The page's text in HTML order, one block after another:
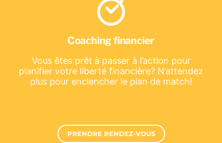
Coaching financier
Vous êtes prêt à passer à l’action pour
planifier votre liberté financière? N’attendez
plus pour enclencher le plan de match!
PRENDRE RENDEZ-VOUS